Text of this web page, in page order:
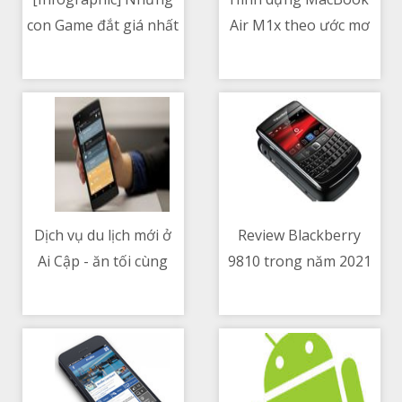
con Game đắt giá nhất
Air M1x theo ước mơ
Dịch vụ du lịch mới ở
Ai Cập - ăn tối cùng
Review Blackberry
9810 trong năm 2021